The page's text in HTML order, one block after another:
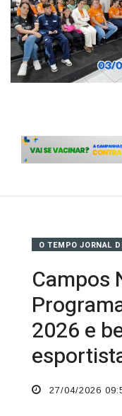
O TEMPO JORNAL
Campos
2026 e
27/04/2026